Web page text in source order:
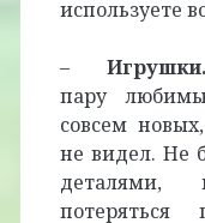
используете
–
пару
совсем
не видел. Не
деталями,